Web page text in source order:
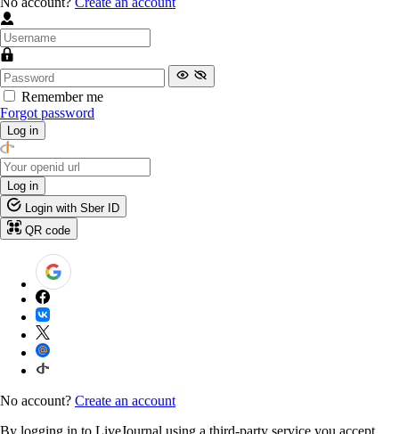
Remember me
Forgot password
Log in
Log in
Login with Sber ID
QR code
No account? Create an account
By logging in to LiveJournal using a third-party service you accept